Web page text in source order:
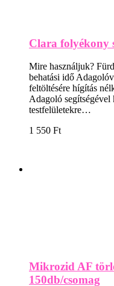
Clara folyékony
Mire használjuk?
behatási idő
feltöltésére hígítás
Adagoló segítségével
testfelületekre…
1 550 Ft
Mikrozid AF
150db/csomag